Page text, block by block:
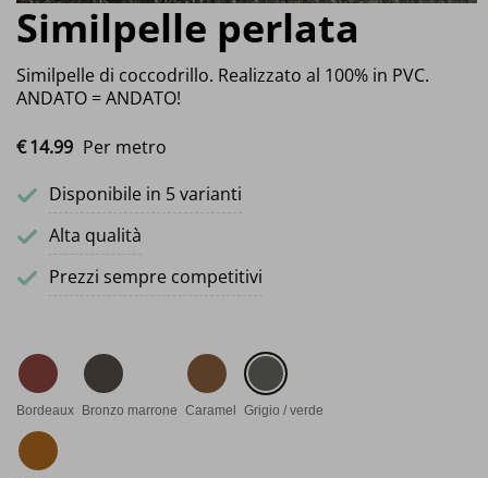
Similpelle perlata
Similpelle di coccodrillo. Realizzato al 100% in PVC.
ANDATO = ANDATO!
€14.99 Per metro
Disponibile in 5 varianti
Alta qualità
Prezzi sempre competitivi
Bordeaux Bronzo marrone Caramel Grigio / verde